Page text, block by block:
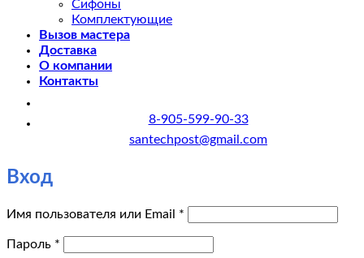
Сифоны
Комплектующие
Вызов мастера
Доставка
О компании
Контакты
8-905-599-90-33
santechpost@gmail.com
Вход
Имя пользователя или Email *
Пароль *